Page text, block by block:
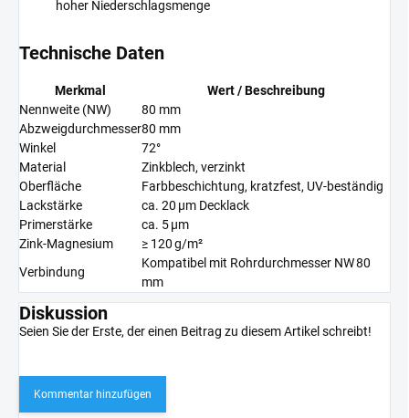
hoher Niederschlagsmenge
Technische Daten
Merkmal
Wert / Beschreibung
Nennweite (NW)
80 mm
Abzweigdurchmesser80 mm
Winkel
72°
Material
Zinkblech, verzinkt
Oberfläche
Farbbeschichtung, kratzfest, UV-beständig
Lackstärke
ca. 20 µm Decklack
Primerstärke
ca. 5 µm
Zink-Magnesium
≥ 120 g/m²
Verbindung
Kompatibel mit Rohrdurchmesser NW 80
mm
Diskussion
Seien Sie der Erste, der einen Beitrag zu diesem Artikel schreibt!
Kommentar hinzufügen